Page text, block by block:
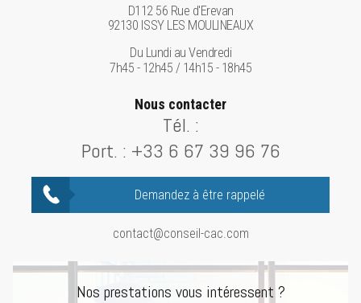
D112 56 Rue d'Erevan
92130 ISSY LES MOULINEAUX
Du Lundi au Vendredi
7h45 - 12h45 / 14h15 - 18h45
Nous contacter
Tél. :
Port. : +33 6 67 39 96 76
Demandez à être rappelé
contact@conseil-cac.com
Nos prestations vous intéressent ?